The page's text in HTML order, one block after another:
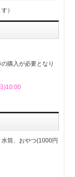
）
購入が必要となり
)10:00
筒、おやつ(1000円